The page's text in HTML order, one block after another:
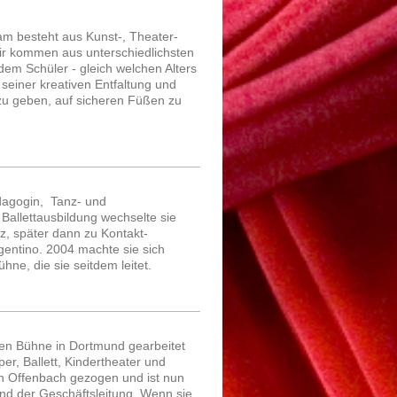
besteht aus Kunst-, Theater-
kommen aus unterschiedlichsten
Schüler - gleich welchen Alters
kreativen Entfaltung und
geben, auf sicheren Füßen zu
Tanz- und
wechselte sie
später dann zu Kontakt-
2004 machte sie sich
die sie seitdem leitet.
Bühne in Dortmund gearbeitet
Ballett, Kindertheater und
Offenbach gezogen und ist nun
der Geschäftsleitung. Wenn sie